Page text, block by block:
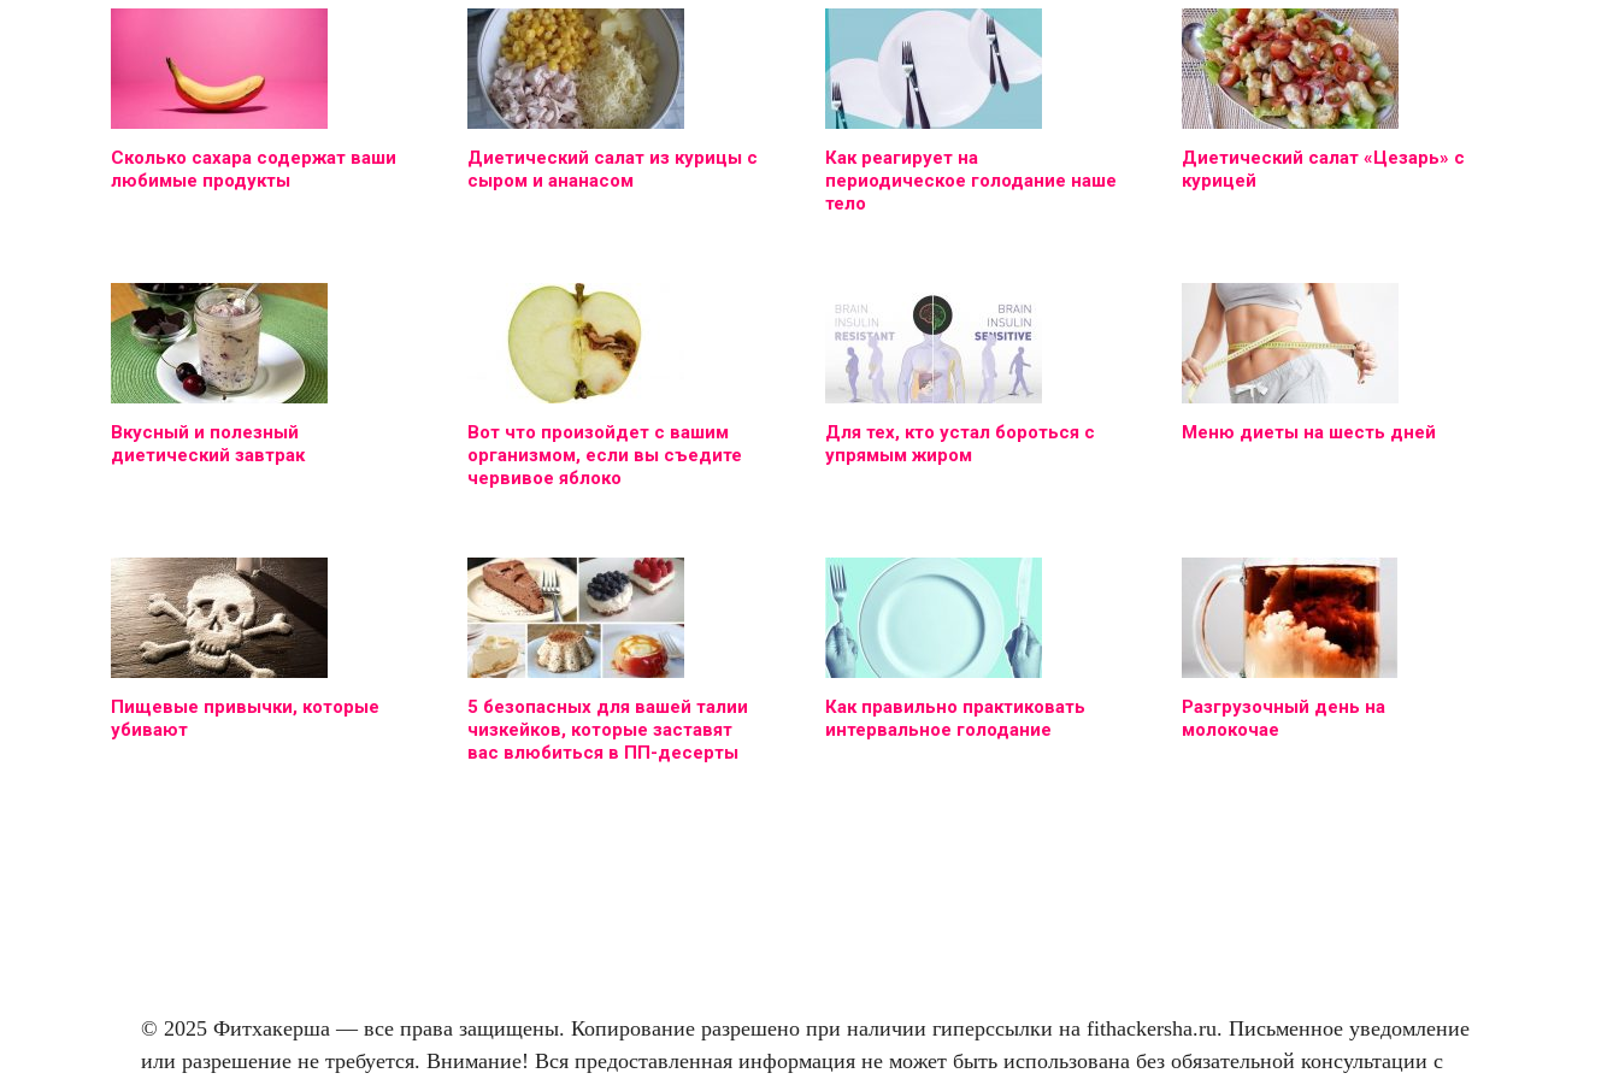
Сколько сахара содержат ваши
любимые продукты
Диетический салат из курицы с
сыром и ананасом
Как реагирует на
периодическое голодание наше
тело
Диетический салат «Цезарь» с
курицей
Вкусный и полезный
диетический завтрак
Вот что произойдет с вашим
организмом, если вы съедите
червивое яблоко
Для тех, кто устал бороться с
упрямым жиром
Меню диеты на шесть дней
Пищевые привычки, которые
убивают
5 безопасных для вашей талии
чизкейков, которые заставят
вас влюбиться в ПП-десерты
Как правильно практиковать
интервальное голодание
Разгрузочный день на
молокочае
© 2025 Фитхакерша — все права защищены. Копирование разрешено при наличии гиперссылки на fithackersha.ru. Письменное уведомление
или разрешение не требуется. Внимание! Вся предоставленная информация не может быть использована без обязательной консультации с